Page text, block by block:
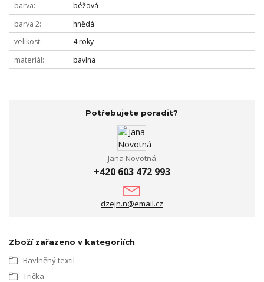
barva
béžová
barva 2
hnědá
velikost
4 roky
materiál
bavlna
Potřebujete poradit?
Jana Novotná
+420 603 472 993
dzejn.n@email.cz
Zboží zařazeno v kategoriích
Bavlněný textil
Trička